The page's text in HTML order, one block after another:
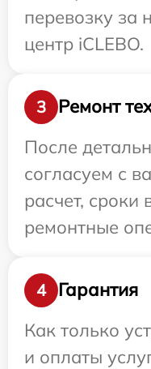
перевозку за
центр iCLEBO.
3
Ремонт
После
согласуем с
расчет,
ремонтные
4
Гарантия
Как только
и оплаты